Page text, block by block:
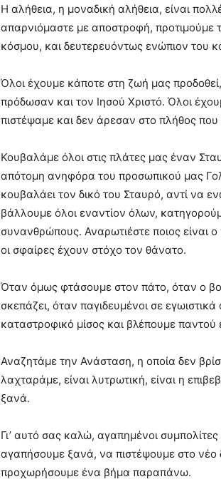
of
pain.
pornhun
hd
Η αλήθεια, η μοναδική αλήθεια, είναι
απαρνιόμαστε με αποστροφή, προτιμούμε
κόσμου, και δευτερευόντως ενώπιον του
Όλοι έχουμε κάποτε στη ζωή μας
πρόδωσαν και τον Ιησού Χριστό. Όλοι
πιστέψαμε και δεν άρεσαν στο πλήθος
Κουβαλάμε όλοι στις πλάτες μας έναν
απότομη ανηφόρα του προσωπικού μας
κουβαλάει τον δικό του Σταυρό, αντί να
βάλλουμε όλοι εναντίον όλων,
συνανθρώπους. Αναρωτιέστε ποιος είναι
οι σφαίρες έχουν στόχο τον θάνατο.
Όταν όμως φτάσουμε στον πάτο, όταν ο
σκεπάζει, όταν παγιδευμένοι σε
καταστροφικό μίσος και βλέπουμε παντού
Αναζητάμε την Ανάσταση, η οποία δεν
λαχταράμε, είναι λυτρωτική, είναι η
ξανά.
Γι’ αυτό σας καλώ, αγαπημένοι
αγαπήσουμε ξανά, να πιστέψουμε στο νέο
προχωρήσουμε ένα βήμα παραπάνω.